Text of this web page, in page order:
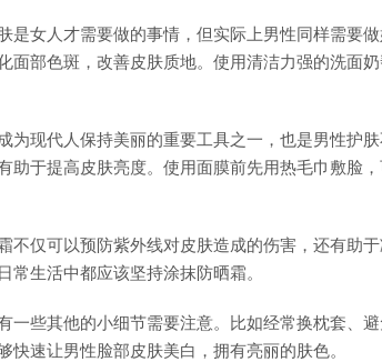
是女人才需要做的事情，但实际上男性同样需要
面部色斑，改善皮肤质地。使用清洁力强的洗面
为现代人保持美丽的重要工具之一，也是男性护
助于提高皮肤亮度。使用面膜前先用热毛巾敷脸
不仅可以预防紫外线对皮肤造成的伤害，还有助
常生活中都应该坚持涂抹防晒霜。
一些其他的小细节需要注意。比如经常换枕套、
快速让男性脸部皮肤美白，拥有亮丽的肤色。